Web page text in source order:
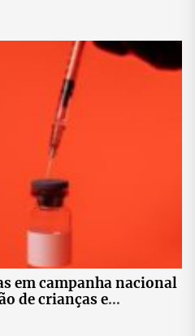
em campanha nacional
de crianças e